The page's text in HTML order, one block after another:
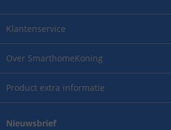
Over SmarthomeKoning
Product extra informatie
Klantenservice
Nieuwsbrief